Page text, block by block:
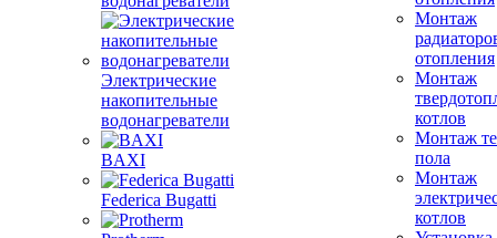
Электрические
накопительные
водонагреватели
BAXI
Federica Bugatti
Монтаж
отопления
Монтаж
котлов
Монтаж
пола
Монтаж
котлов